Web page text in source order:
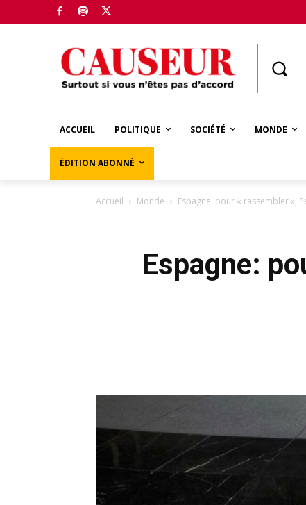
ACCUEIL POLITIQUE SOCIÉTÉ MONDE
ÉDITION ABONNÉ
Accueil Monde Espagne: pour « rassembler »,
Espagne: